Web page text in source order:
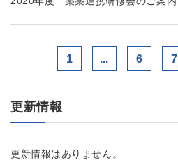
1 ... 6 7
更新情報
更新情報はありません。